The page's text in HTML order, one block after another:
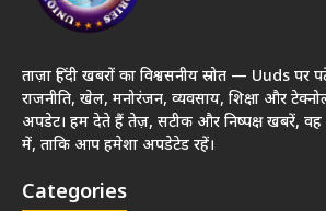
ताज़ा हिंदी खबरों का विश्वसनीय स्रोत — Uuds पर पढ़ें
राजनीति, खेल, मनोरंजन, व्यवसाय, शिक्षा और
अपडेट। हम देते हैं तेज़, सटीक और निष्पक्ष खबरें, वह
में, ताकि आप हमेशा अपडेटेड रहें।
Categories